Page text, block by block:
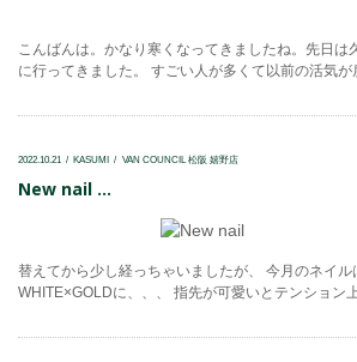
こんばんは。かなり寒くなってきましたね。先日は
に行ってきました。 すごい人が多くて以前の活気
2022.10.21 KASUMI VAN COUNCIL 松阪 嬉野店
New nail ...
替えてから少し経っちゃいましたが、 今月のネイル
WHITE×GOLDに、、、 指先が可愛いとテンション